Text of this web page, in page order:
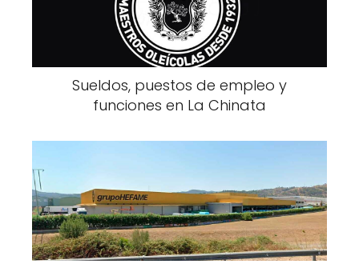
Sueldos, puestos de empleo y
funciones en La Chinata